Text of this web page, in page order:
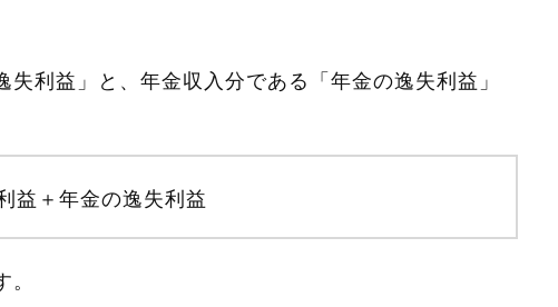
利益」と、年金収入分である「年金の逸失利益」
益＋年金の逸失利益